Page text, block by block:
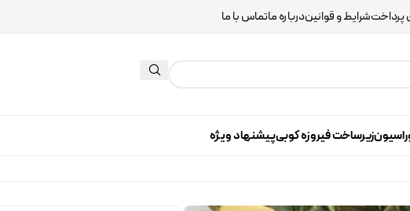
شرایط و قوانیندرباره ماتماس با ما
زیرساخت فیروزه کوبیپیشنهاد ویژه